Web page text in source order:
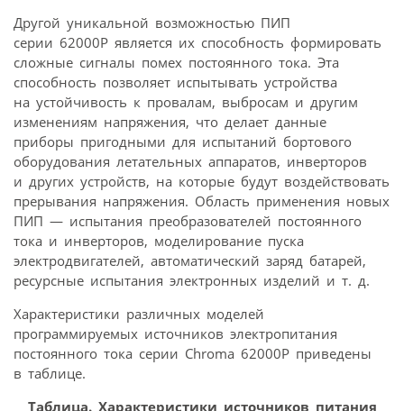
Другой уникальной возможностью ПИП
серии 62000Р является их способность формировать
сложные сигналы помех постоянного тока. Эта
способность позволяет испытывать устройства
на устойчивость к провалам, выбросам и другим
изменениям напряжения, что делает данные
приборы пригодными для испытаний бортового
оборудования летательных аппаратов, инверторов
и других устройств, на которые будут воздействовать
прерывания напряжения. Область применения новых
ПИП — испытания преобразователей постоянного
тока и инверторов, моделирование пуска
электродвигателей, автоматический заряд батарей,
ресурсные испытания электронных изделий и т. д.
Характеристики различных моделей
программируемых источников электропитания
постоянного тока серии Chroma 62000Р приведены
в таблице.
Таблица. Характеристики источников питания